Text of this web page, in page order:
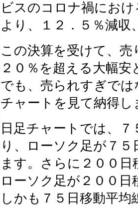
ビスのコロナ禍にお
より、１２．５％減収
この決算を受けて、
２０％を超える大幅
でも、売られすぎで
チャートを見て納得し
日足チャートでは、
り、ローソク足が７
ます。さらに２００
ローソク足が２００
しかも７５日移動平